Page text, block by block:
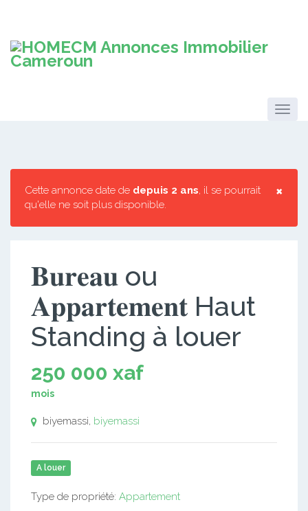
×
Cette annonce date de depuis 2 ans, il se pourrait
qu'elle ne soit plus disponible.
𝐁𝐮𝐫𝐞𝐚𝐮 ou
𝐀𝐩𝐩𝐚𝐫𝐭𝐞𝐦𝐞𝐧𝐭 Haut
Standing à louer
250 000 xaf
mois
biyemassi, biyemassi
A louer
Type de propriété: Appartement